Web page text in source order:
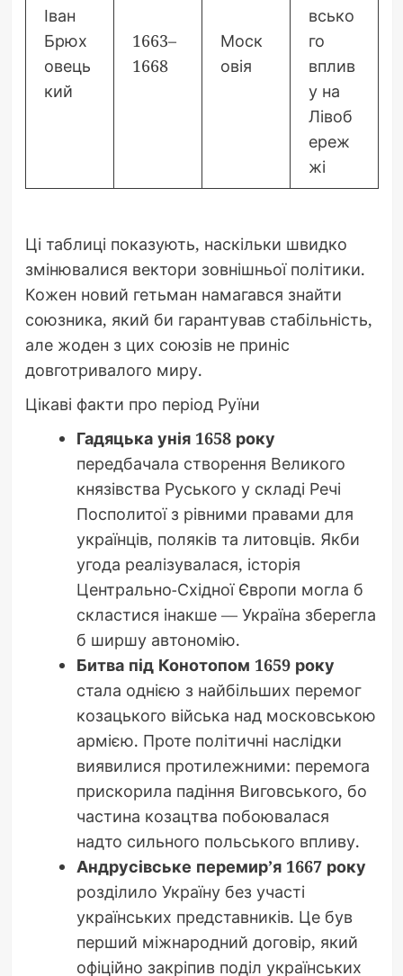
Іван
Брюх
овець
кий
1663–
1668
Моск
овія
всько
го
вплив
у на
Лівоб
ереж
жі
Ці таблиці показують, наскільки швидко
змінювалися вектори зовнішньої політики.
Кожен новий гетьман намагався знайти
союзника, який би гарантував стабільність,
але жоден з цих союзів не приніс
довготривалого миру.
Цікаві факти про період Руїни
Гадяцька унія 1658 року
передбачала створення Великого
князівства Руського у складі Речі
Посполитої з рівними правами для
українців, поляків та литовців. Якби
угода реалізувалася, історія
Центрально-Східної Європи могла б
скластися інакше — Україна зберегла
б ширшу автономію.
Битва під Конотопом 1659 року
стала однією з найбільших перемог
козацького війська над московською
армією. Проте політичні наслідки
виявилися протилежними: перемога
прискорила падіння Виговського, бо
частина козацтва побоювалася
надто сильного польського впливу.
Андрусівське перемир’я 1667 року
розділило Україну без участі
українських представників. Це був
перший міжнародний договір, який
офіційно закріпив поділ українських